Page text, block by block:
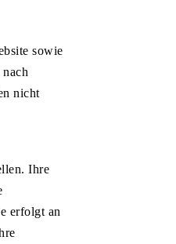
sowie
nicht
Ihre
erfolgt an